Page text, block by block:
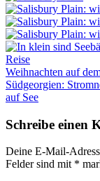
Reise
Weihnachten auf
Südgeorgien:
auf See
Schreibe einen
Deine E-Mail-
Felder sind mit *